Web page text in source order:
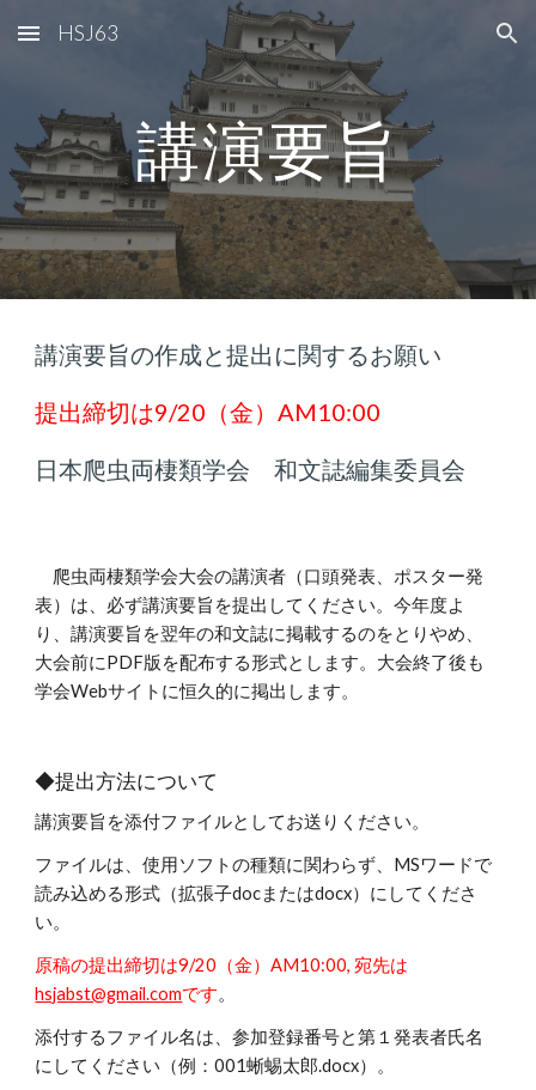
Skip to main content Skip to navigation
HSJ63
講演要旨
講演要旨の作成と提出に関するお願い
提出締切は9/20（金）AM10:00
日本爬虫両棲類学会 和文誌編集委員会
爬虫両棲類学会大会の講演者（口頭発表、ポスター発
表）は、必ず講演要旨を提出してください。今年度よ
り、講演要旨を翌年の和文誌に掲載するのをとりやめ、
大会前にPDF版を配布する形式とします。大会終了後も
学会Webサイトに恒久的に掲出します。
◆提出方法について
講演要旨を添付ファイルとしてお送りください。
ファイルは、使用ソフトの種類に関わらず、MSワードで
読み込める形式（拡張子docまたはdocx）にしてくださ
い。
原稿の提出締切は9/20（金）AM10:00, 宛先は
hsjabst@gmail.comです。
添付するファイル名は、参加登録番号と第１発表者氏名
にしてください（例：001蜥蜴太郎.docx）。